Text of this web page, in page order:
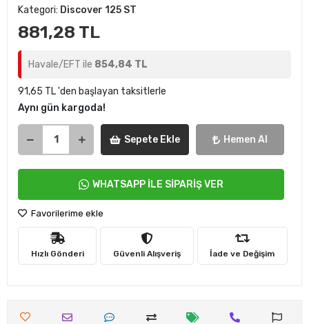
Kategori: Discover 125 ST
881,28 TL
Havale/EFT ile 854,84 TL
91,65 TL 'den başlayan taksitlerle
Aynı gün kargoda!
Sepete Ekle Hemen Al
WHATSAPP İLE SİPARİŞ VER
Favorilerime ekle
Hızlı Gönderi Güvenli Alışveriş İade ve Değişim